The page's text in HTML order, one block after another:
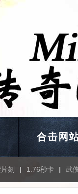
合击网
刻 | 1.76秒卡 | 武